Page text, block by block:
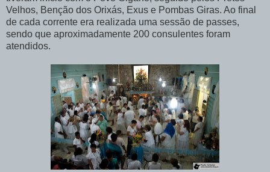
Velhos, Benção dos Orixás, Exus e Pombas Giras. Ao final
de cada corrente era realizada uma sessão de passes,
sendo que aproximadamente 200 consulentes foram
atendidos.